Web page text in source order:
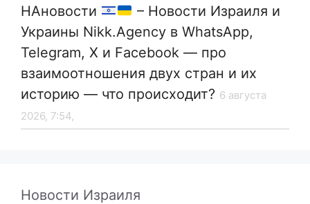
НАновости
– Новости Израиля и
Украины Nikk.Agency в WhatsApp,
Telegram, X и Facebook — про
взаимоотношения двух стран и их
историю — что происходит? 6 августа
2026, 7:54,
Новости Израиля